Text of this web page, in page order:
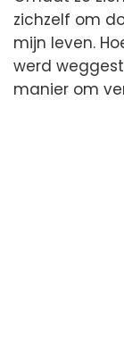
zichzelf om
mijn leven.
werd
manier om